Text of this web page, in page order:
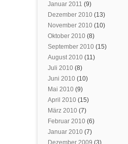
Januar 2011 (9)
Dezember 2010 (13)
November 2010 (10)
Oktober 2010 (8)
September 2010 (15)
August 2010 (11)
Juli 2010 (8)
Juni 2010 (10)
Mai 2010 (9)
April 2010 (15)
März 2010 (7)
Februar 2010 (6)
Januar 2010 (7)
Dezember 2009 (3)